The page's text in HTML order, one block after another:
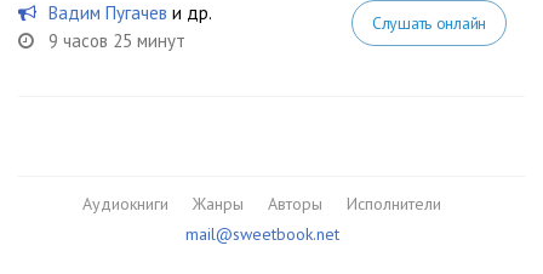
Вадим Пугачев и др.
9 часов 25 минут
Слушать онлайн
Аудиокниги Жанры Авторы
Исполнители
mail@sweetbook.net